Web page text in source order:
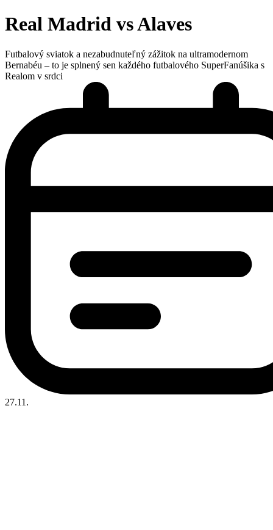
Real Madrid vs Alaves
Futbalový sviatok a nezabudnuteľný zážitok na ultramodernom
Bernabéu – to je splnený sen každého futbalového SuperFanúšika s
Realom v srdci
27.11.